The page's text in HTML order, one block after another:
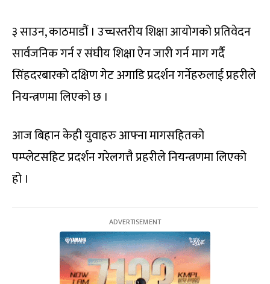
३ साउन, काठमाडौं । उच्चस्तरीय शिक्षा आयोगको प्रतिवेदन
सार्वजनिक गर्न र संघीय शिक्षा ऐन जारी गर्न माग गर्दै
सिंहदरबारको दक्षिण गेट अगाडि प्रदर्शन गर्नेहरुलाई प्रहरीले
नियन्त्रणमा लिएको छ ।
आज बिहान केही युवाहरु आफ्ना मागसहितको
पम्प्लेटसहिट प्रदर्शन गरेलगत्तै प्रहरीले नियन्त्रणमा लिएको
हो ।